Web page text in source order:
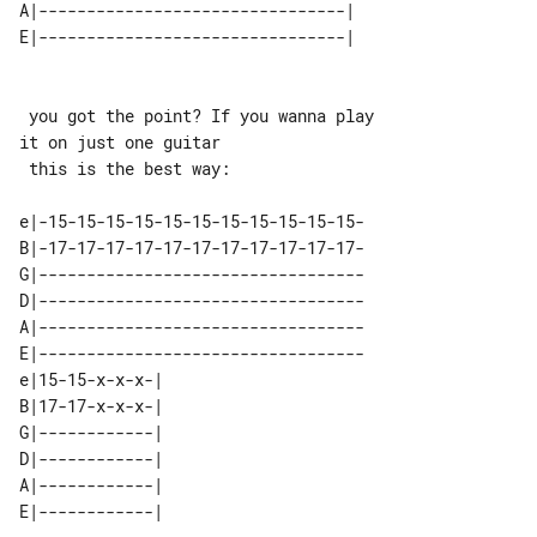
A|--------------------------------|
it on just one guitar
e|-15-15-15-15-15-15-15-15-15-15-15-
B|-17-17-17-17-17-17-17-17-17-17-17-
G|----------------------------------
D|----------------------------------
A|----------------------------------
E|----------------------------------
e|15-15-x-x-x-|
B|17-17-x-x-x-|
G|------------|
D|------------|
A|------------|